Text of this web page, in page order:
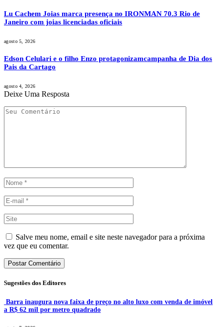
Lu Cachem Joias marca presença no IRONMAN 70.3 Rio de
Janeiro com joias licenciadas oficiais
agosto 5, 2026
Edson Celulari e o filho Enzo protagonizamcampanha de Dia dos
Pais da Cartago
agosto 4, 2026
Deixe Uma Resposta
Salve meu nome, email e site neste navegador para a próxima
vez que eu comentar.
Sugestões dos Editores
Barra inaugura nova faixa de preço no alto luxo com venda de imóvel
a R$ 62 mil por metro quadrado